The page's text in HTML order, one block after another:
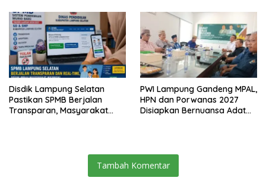
Disdik Lampung Selatan
Pastikan SPMB Berjalan
Transparan, Masyarakat
PWI Lampung Gandeng MPAL,
HPN dan Porwanas 2027
Disiapkan Bernuansa Adat
Tambah Komentar